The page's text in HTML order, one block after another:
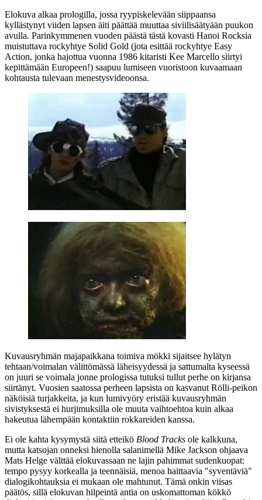
Elokuva alkaa prologilla, jossa ryypiskelevään siippaansa
kyllästynyt viiden lapsen äiti päättää muuttaa siviilisäätyään puukon
avulla. Parinkymmenen vuoden päästä tästä kovasti Hanoi Rocksia
muistuttava rockyhtye Solid Gold (jota esittää rockyhtye Easy
Action, jonka hajottua vuonna 1986 kitaristi Kee Marcello siirtyi
kepittämään Europeen!) saapuu lumiseen vuoristoon kuvaamaan
kohtausta tulevaan menestysvideoonsa.
Kuvausryhmän majapaikkana toimiva mökki sijaitsee hylätyn
tehtaan/voimalan välittömässä läheisyydessä ja sattumalta kyseessä
on juuri se voimala jonne prologissa tutuksi tullut perhe on kirjansa
siirtänyt. Vuosien saatossa perheen lapsista on kasvanut Rölli-peikon
näköisiä turjakkeita, ja kun lumivyöry eristää kuvausryhmän
sivistyksestä ei hurjimuksilla ole muuta vaihtoehtoa kuin alkaa
hakeutua lähempään kontaktiin rokkareiden kanssa.
Ei ole kahta kysymystä siitä etteikö Blood Tracks ole kalkkuna,
mutta katsojan onneksi hienolla salanimellä Mike Jackson ohjaava
Mats Helge välttää elokuvassaan ne lajin pahimmat sudenkuopat:
tempo pysyy korkealla ja teennäisiä, menoa haittaavia "syventäviä"
dialogikohtauksia ei mukaan ole mahtunut. Tämä onkin viisas
päätös, sillä elokuvan hilpeintä antia on uskomattoman kökkö